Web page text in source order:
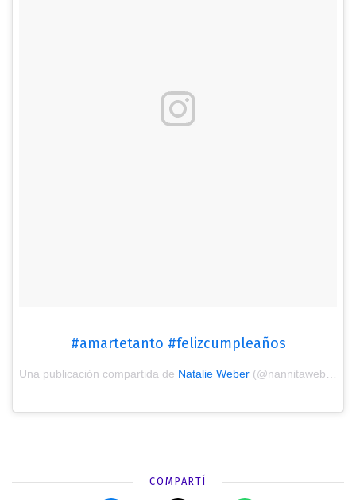
#amartetanto #felizcumpleaños
Una publicación compartida de Natalie Weber (@nannitaweber) el
COMPARTÍ